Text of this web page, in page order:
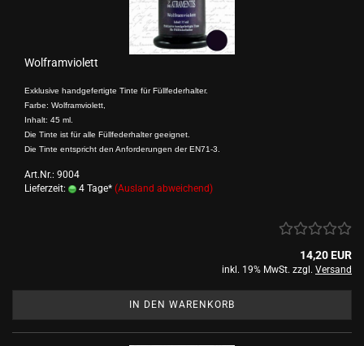
Wolframviolett
Exklusive handgefertigte Tinte für Füllfederhalter.
Farbe: Wolframviolett,
Inhalt: 45 ml.
Die Tinte ist für alle Füllfederhalter geeignet.
Die Tinte entspricht den Anforderungen der EN71-3.
Art.Nr.: 9004
Lieferzeit:
4 Tage* (Ausland abweichend)
14,20 EUR
inkl. 19% MwSt. zzgl. Versand
IN DEN WARENKORB